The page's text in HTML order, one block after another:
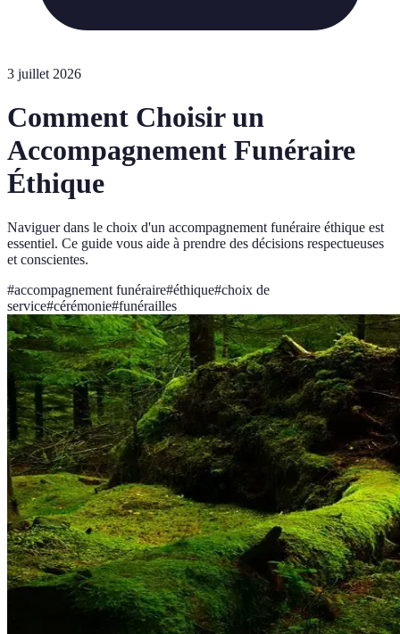
3 juillet 2026
Comment Choisir un
Accompagnement Funéraire
Éthique
Naviguer dans le choix d'un accompagnement funéraire éthique est
essentiel. Ce guide vous aide à prendre des décisions respectueuses
et conscientes.
#accompagnement funéraire#éthique#choix de
service#cérémonie#funérailles